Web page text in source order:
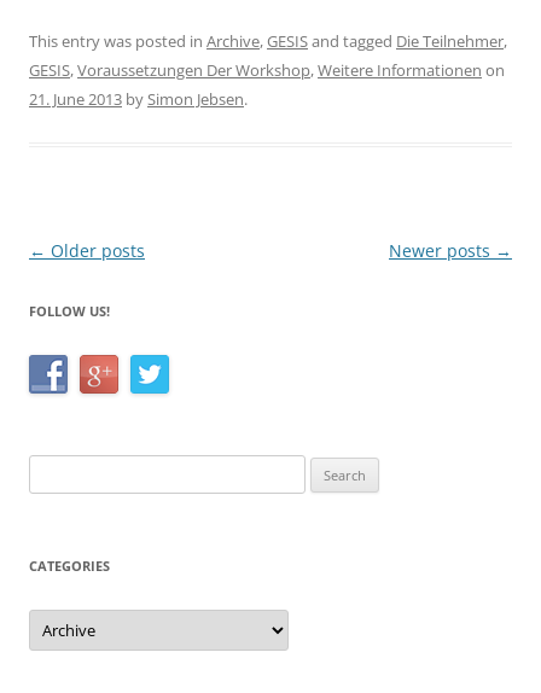
c
e
k
itt
er
ar
e
This entry was posted in Archive,GESISand tagged Die Teilnehmer,
GESIS,Voraussetzungen Der Workshop,Weitere Informationen on
21. June 2013 bySimon Jebsen.
Post
← Older posts Newer posts →
FOLLOW US!
for:
CATEGORIES
Categories